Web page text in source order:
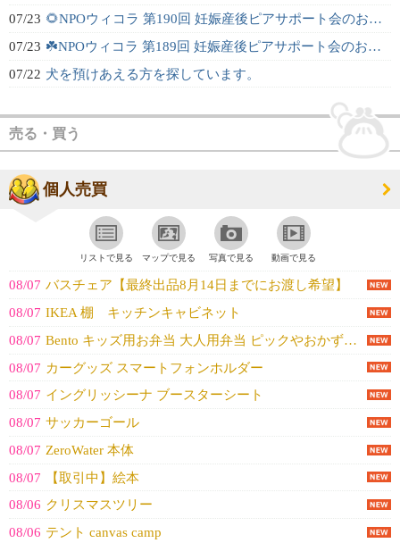
07/23 🌻NPOウィコラ 第190回 妊娠産後ピアサポート会のお知らせ🌻
07/23 ☘️NPOウィコラ 第189回 妊娠産後ピアサポート会のお知らせ☘️
07/22 犬を預けあえる方を探しています。
売る・買う
個人売買
リストで見る マップで見る 写真で見る 動画で見る
08/07 バスチェア【最終出品8月14日までにお渡し希望】
08/07 IKEA 棚 キッチンキャビネット
08/07 Bento キッズ用お弁当 大人用弁当 ピックやおかずカップ他
08/07 カーグッズ スマートフォンホルダー
08/07 イングリッシーナ ブースターシート
08/07 サッカーゴール
08/07 ZeroWater 本体
08/07
【取引中】絵本
08/06 クリスマスツリー
08/06 テント canvas camp